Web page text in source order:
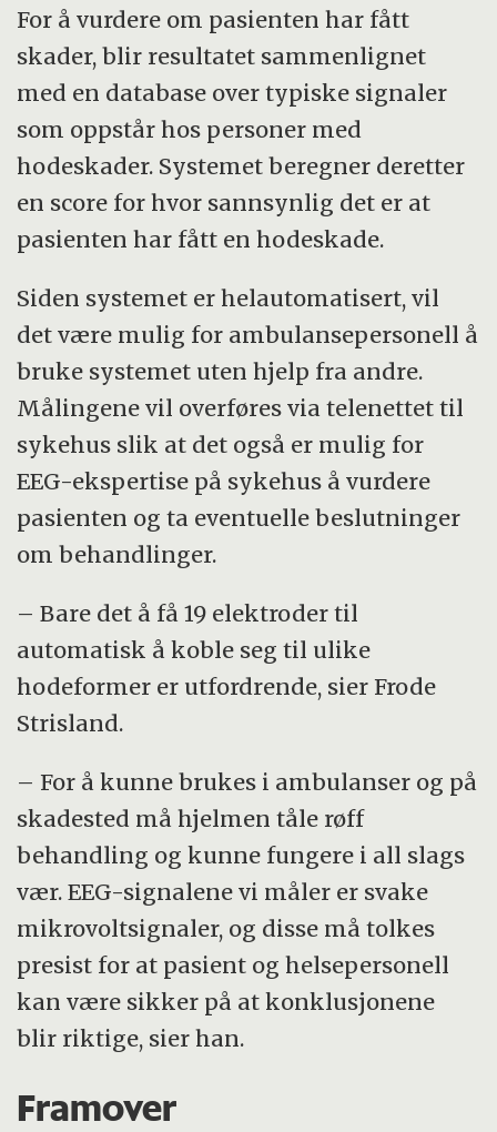
For å vurdere om pasienten har fått
skader, blir resultatet sammenlignet
med en database over typiske signaler
som oppstår hos personer med
hodeskader. Systemet beregner deretter
en score for hvor sannsynlig det er at
pasienten har fått en hodeskade.
Siden systemet er helautomatisert, vil
det være mulig for ambulansepersonell å
bruke systemet uten hjelp fra andre.
Målingene vil overføres via telenettet til
sykehus slik at det også er mulig for
EEG-ekspertise på sykehus å vurdere
pasienten og ta eventuelle beslutninger
om behandlinger.
– Bare det å få 19 elektroder til
automatisk å koble seg til ulike
hodeformer er utfordrende, sier Frode
Strisland.
– For å kunne brukes i ambulanser og på
skadested må hjelmen tåle røff
behandling og kunne fungere i all slags
vær. EEG-signalene vi måler er svake
mikrovoltsignaler, og disse må tolkes
presist for at pasient og helsepersonell
kan være sikker på at konklusjonene
blir riktige, sier han.
Framover